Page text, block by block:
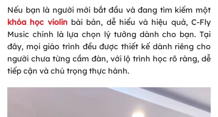
Nếu bạn là người mới bắt đầu và đang tìm kiếm một
khóa học violin bài bản, dễ hiểu và hiệu quả, C-Fly
Music chính là lựa chọn lý tưởng dành cho bạn. Tại
đây, mọi giáo trình đều được thiết kế dành riêng cho
người chưa từng cầm đàn, với lộ trình học rõ ràng, dễ
tiếp cận và chú trọng thực hành.